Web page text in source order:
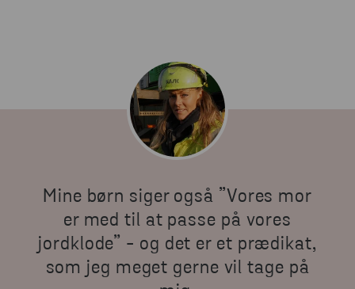
Mine børn siger også ”Vores mor
er med til at passe på vores
jordklode” - og det er et prædikat,
som jeg meget gerne vil tage på